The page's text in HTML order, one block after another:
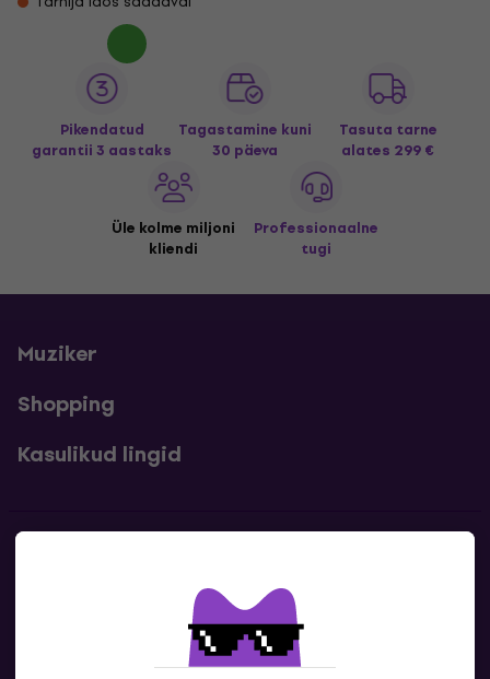
Pikendatud
garantii 3 aastaks
Tagastamine kuni
30 päeva
Tasuta tarne
alates 299 €
Üle kolme miljoni
kliendi
Professionaalne
tugi
Muziker
Shopping
Kasulikud lingid
Kontaktandmed